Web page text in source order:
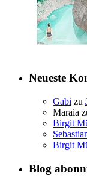
Neueste
Gabi zu
Maraia
Birgit
Birgit
Blog